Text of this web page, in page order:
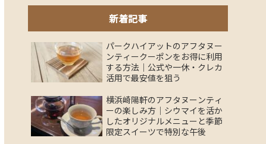
新着記事
パークハイアットのアフタヌー
ンティークーポンをお得に利用
する方法｜公式や一休・クレカ
活用で最安値を狙う
横浜崎陽軒のアフタヌーンティ
ーの楽しみ方｜シウマイを活か
したオリジナルメニューと季節
限定スイーツで特別な午後